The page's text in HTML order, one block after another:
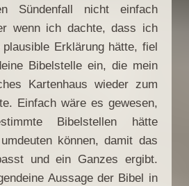
Sündenfall nicht einfach
wenn ich dachte, dass ich
Erklärung hätte, fiel
Bibelstelle ein, die mein
Kartenhaus wieder zum
Einfach wäre es gewesen,
Bibelstellen hätte
können, damit das
und ein Ganzes ergibt.
Aussage der Bibel in